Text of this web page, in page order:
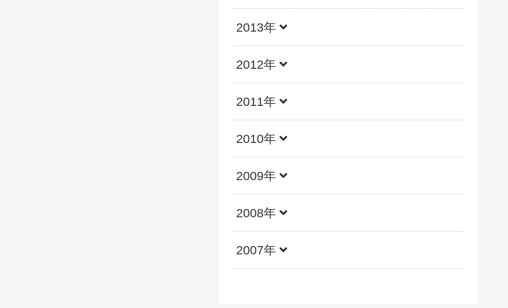
2013年
2012年
2011年
2010年
2009年
2008年
2007年